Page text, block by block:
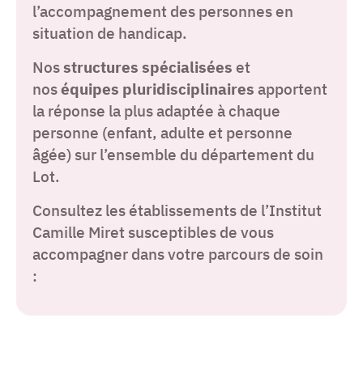
l’accompagnement des personnes en
situation de handicap.
Nosstructures spécialisées et
noséquipes pluridisciplinaires apportent
la réponse la plus adaptée à chaque
personne (enfant, adulte et personne
âgée) sur l’ensemble du département du
Lot.
Consultez les établissements de l’Institut
Camille Miret susceptibles de vous
accompagner dans votre parcours de soin
: